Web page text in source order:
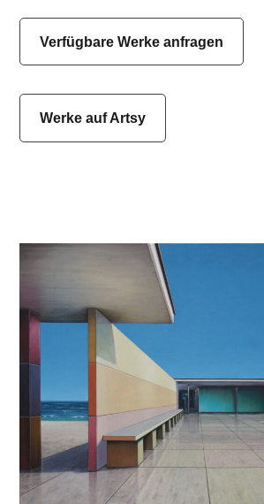
Verfügbare Werke anfragen
Werke auf Artsy